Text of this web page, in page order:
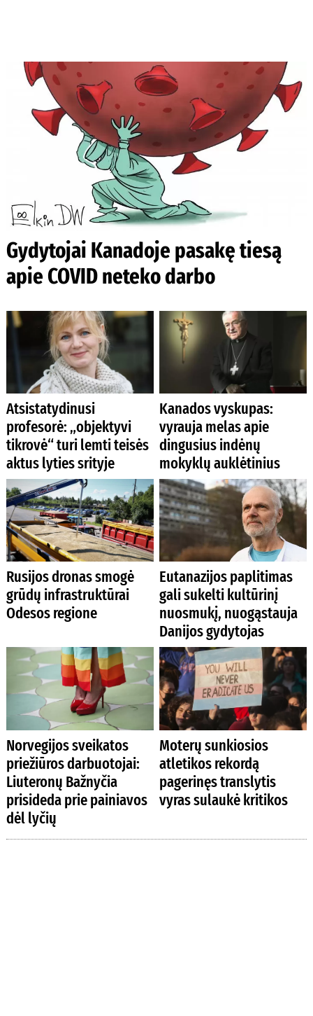
Gydytojai Kanadoje pasakę tiesą
apie COVID neteko darbo
Atsistatydinusi
profesorė: „objektyvi
tikrovė“ turi lemti teisės
aktus lyties srityje
Kanados vyskupas:
vyrauja melas apie
dingusius indėnų
mokyklų auklėtinius
Rusijos dronas smogė
grūdų infrastruktūrai
Odesos regione
Eutanazijos paplitimas
gali sukelti kultūrinį
nuosmukį, nuogąstauja
Danijos gydytojas
Norvegijos sveikatos
priežiūros darbuotojai:
Liuteronų Bažnyčia
prisideda prie painiavos
dėl lyčių
Moterų sunkiosios
atletikos rekordą
pagerinęs translytis
vyras sulaukė kritikos